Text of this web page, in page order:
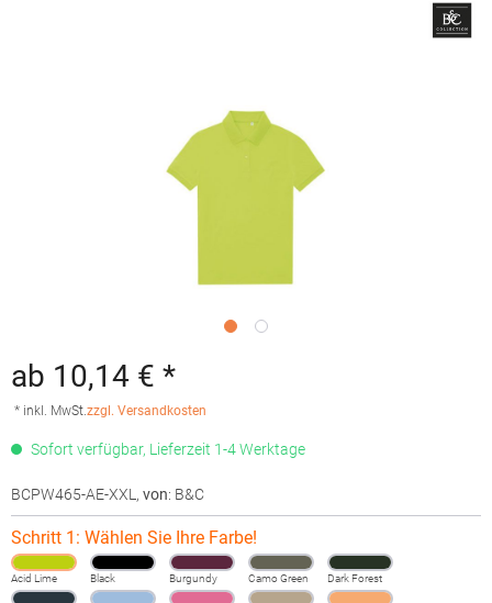
ab 10,14 € *
* inkl. MwSt.zzgl. Versandkosten
Sofort verfügbar, Lieferzeit 1-4 Werktage
BCPW465-AE-XXL , von: B&C
Schritt 1: Wählen Sie Ihre Farbe!
Acid Lime Black Burgundy Camo Green Dark Forest